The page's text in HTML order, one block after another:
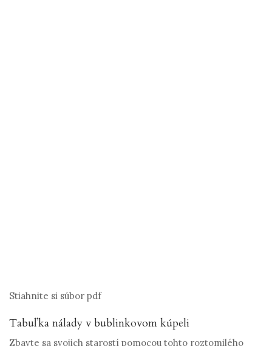
Stiahnite si súbor pdf
Tabuľka nálady v bublinkovom kúpeli
Zbavte sa svojich starostí pomocou tohto roztomilého